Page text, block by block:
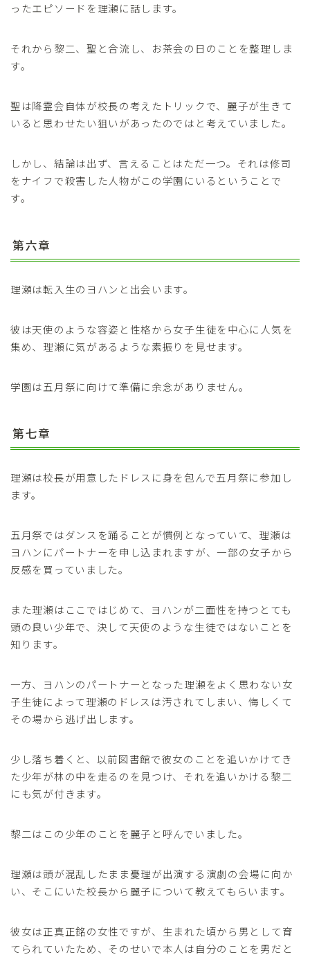
ったエピソードを理瀬に話します。
それから黎二、聖と合流し、お茶会の日のことを整理しま
す。
聖は降霊会自体が校長の考えたトリックで、麗子が生きて
いると思わせたい狙いがあったのではと考えていました。
しかし、結論は出ず、言えることはただ一つ。それは修司
をナイフで殺害した人物がこの学園にいるということで
す。
第六章
理瀬は転入生のヨハンと出会います。
彼は天使のような容姿と性格から女子生徒を中心に人気を
集め、理瀬に気があるような素振りを見せます。
学園は五月祭に向けて準備に余念がありません。
第七章
理瀬は校長が用意したドレスに身を包んで五月祭に参加し
ます。
五月祭ではダンスを踊ることが慣例となっていて、理瀬は
ヨハンにパートナーを申し込まれますが、一部の女子から
反感を買っていました。
また理瀬はここではじめて、ヨハンが二面性を持つとても
頭の良い少年で、決して天使のような生徒ではないことを
知ります。
一方、ヨハンのパートナーとなった理瀬をよく思わない女
子生徒によって理瀬のドレスは汚されてしまい、悔しくて
その場から逃げ出します。
少し落ち着くと、以前図書館で彼女のことを追いかけてき
た少年が林の中を走るのを見つけ、それを追いかける黎二
にも気が付きます。
黎二はこの少年のことを麗子と呼んでいました。
理瀬は頭が混乱したまま憂理が出演する演劇の会場に向か
い、そこにいた校長から麗子について教えてもらいます。
彼女は正真正銘の女性ですが、生まれた頃から男として育
てられていたため、そのせいで本人は自分のことを男だと